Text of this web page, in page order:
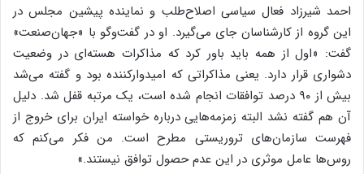
احمد شیرزاد فعال سیاسی اصلاح‌طلب و نماینده پیشین مجلس در
این گروه از کارشناسان جای می‌گیرد. او در گفت‌وگو با «جهان‌صنعت»
گفت: «اول از همه باید باور کرد که مذاکرات هسته‌ای در وضعیت
دشواری قرار دارد. یعنی مذاکراتی که امیدوارکننده بود و گفته می‌شد
بیش از ۹۰ درصد توافقات انجام شده است، یک مرتبه قفل شد. دلیل
آن هم گفته نشد البته زمزمه‌هایی درباره خواسته ایران برای خروج از
فهرست سازمان‌های تروریستی مطرح است. من فکر می‌کنم که
روس‌ها عامل موثری در این عدم حصول توافق نیستند.»